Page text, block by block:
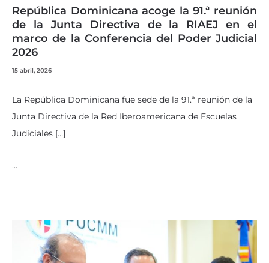
República Dominicana acoge la 91.ª reunión
de la Junta Directiva de la RIAEJ en el
marco de la Conferencia del Poder Judicial
2026
15 abril, 2026
La República Dominicana fue sede de la 91.ª reunión de la
Junta Directiva de la Red Iberoamericana de Escuelas
Judiciales […]
…